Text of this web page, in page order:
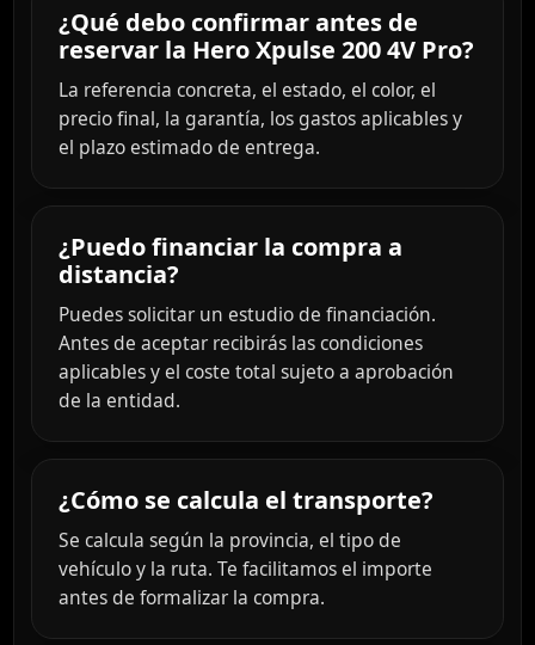
¿Qué debo confirmar antes de
reservar la Hero Xpulse 200 4V Pro?
La referencia concreta, el estado, el color, el
precio final, la garantía, los gastos aplicables y
el plazo estimado de entrega.
¿Puedo financiar la compra a
distancia?
Puedes solicitar un estudio de financiación.
Antes de aceptar recibirás las condiciones
aplicables y el coste total sujeto a aprobación
de la entidad.
¿Cómo se calcula el transporte?
Se calcula según la provincia, el tipo de
vehículo y la ruta. Te facilitamos el importe
antes de formalizar la compra.